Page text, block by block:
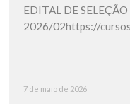
EDITAL DE
2026/02https://
7 de maio de 2026